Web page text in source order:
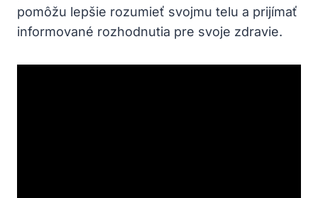
pomôžu lepšie rozumieť⁤ svojmu ⁣telu‌ a prijímať
informované rozhodnutia pre svoje zdravie.